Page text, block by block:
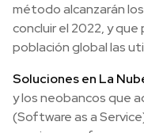
método alcanzarán
concluir el 2022, y que
población global las
Soluciones en La
y los neobancos que
(Software as a